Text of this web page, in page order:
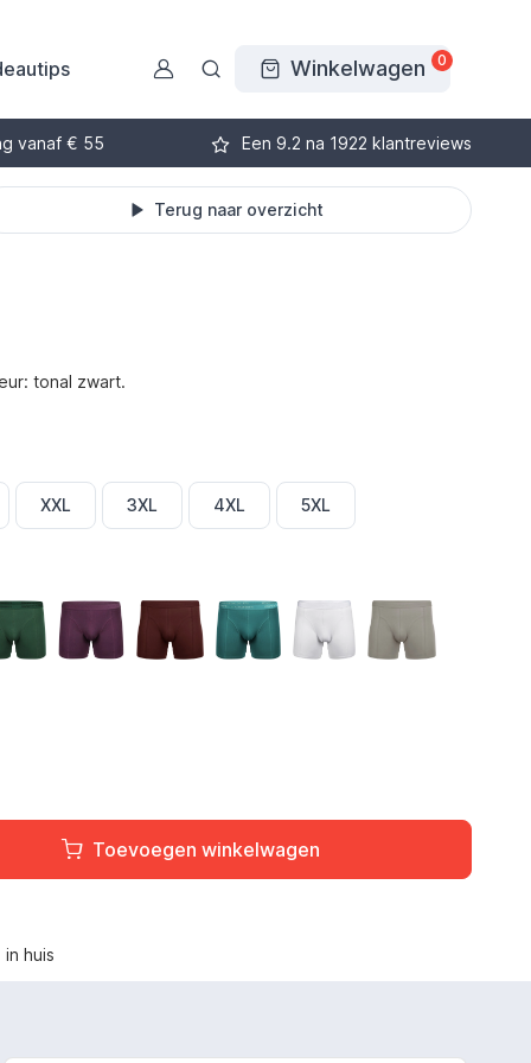
Winkelwagen 0
vanaf € 55 Een 9.2 na 1922 klantreviews
Terug naar overzicht
tonal zwart.
XXL 3XL 4XL 5XL
DonkergroenAuberginePort Petrol Wit Grijs
Toevoegen winkelwagen
huis